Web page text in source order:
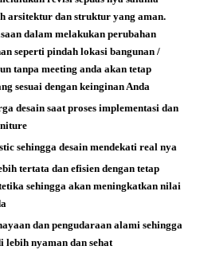
arsitektur dan struktur yang aman.
dalam melakukan perubahan
seperti pindah lokasi bangunan /
tanpa meeting anda akan tetap
sesuai dengan keinginan Anda
desain saat proses implementasi dan
sehingga desain mendekati real nya
tertata dan efisien dengan tetap
sehingga akan meningkatkan nilai
dan pengudaraan alami sehingga
lebih nyaman dan sehat